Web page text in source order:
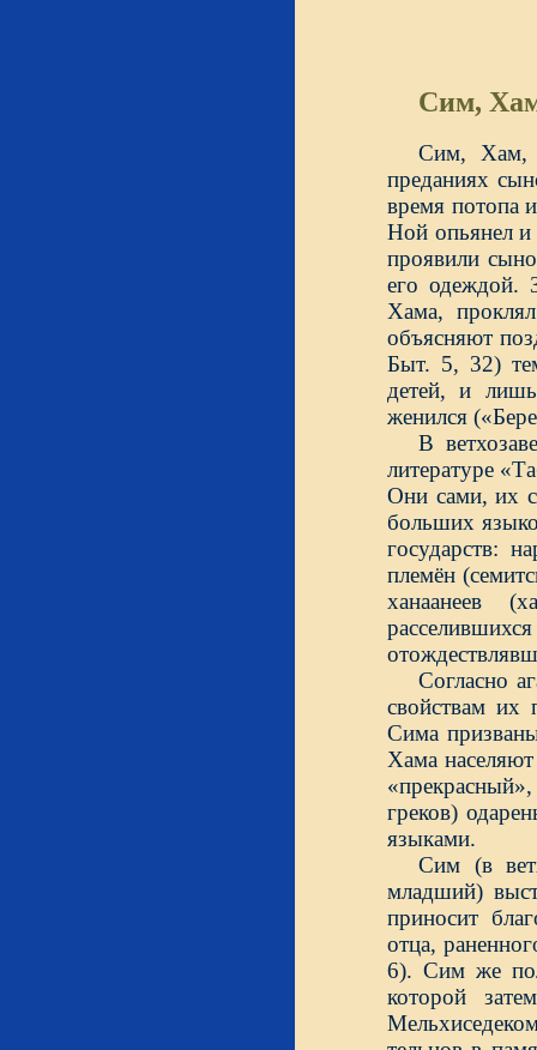
Сим,
Сим, Хам,
преданиях
время потопа
Ной опьянел
проявили
его одеждой.
Хама,
объясняют
Быт. 5, 32)
детей, и
женился
В
литературе
Они сами, их
больших
государств:
племён
ханаанеев
Согласно
свойствам их
Сима
Хама
греков)
языками.
Сим (в
младший)
приносит
отца,
6). Сим же
которой